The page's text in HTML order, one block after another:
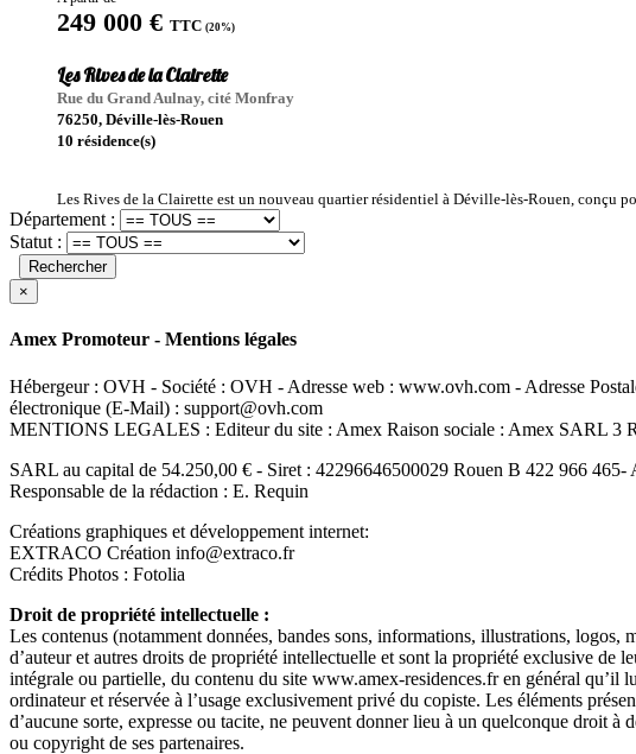
249 000 € TTC (20%)
Les Rives de la Clairette
Rue du Grand Aulnay, cité Monfray
76250, Déville-lès-Rouen
10 résidence(s)
Les Rives de la Clairette est un nouveau quartier résidentiel à Déville-lès-Rouen, conçu
Département :
Statut :
Rechercher
×
Amex Promoteur - Mentions légales
Hébergeur : OVH - Société : OVH - Adresse web : www.ovh.com - Adresse
électronique (E-Mail) : support@ovh.com
MENTIONS LEGALES : Editeur du site : Amex Raison sociale : Amex SARL 3
SARL au capital de 54.250,00 € - Siret : 42296646500029 Rouen B 422 966
Responsable de la rédaction : E. Requin
Créations graphiques et développement internet:
EXTRACO Création info@extraco.fr
Crédits Photos : Fotolia
Droit de propriété intellectuelle :
Les contenus (notamment données, bandes sons, informations, illustrations,
d’auteur et autres droits de propriété intellectuelle et sont la propriété exclusive
intégrale ou partielle, du contenu du site www.amex-residences.fr en général qu’il
ordinateur et réservée à l’usage exclusivement privé du copiste. Les éléments
d’aucune sorte, expresse ou tacite, ne peuvent donner lieu à un quelconque droit
ou copyright de ses partenaires.